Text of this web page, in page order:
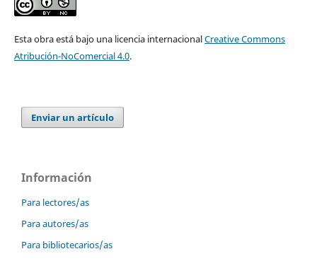
Esta obra está bajo una licencia internacionalCreative Commons
Atribución-NoComercial 4.0.
Enviar un artículo
Información
Para lectores/as
Para autores/as
Para bibliotecarios/as